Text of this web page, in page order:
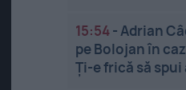
15:54-Adrian
pe Bolojan în
Ți-e frică să spui